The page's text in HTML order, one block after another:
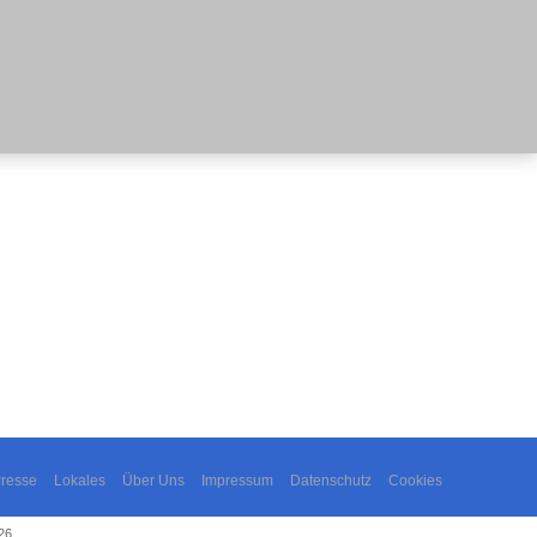
Lokales Über Uns Impressum Datenschutz Cookies